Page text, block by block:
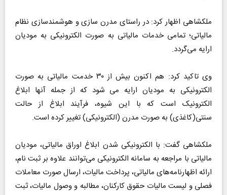
ملکشاهی اظهار کرد: در راستای مدرن سازی و هوشمندسازی نظام
مالیاتی؛ تمامی خدمات مالیاتی به صورت الکترونیکی به مودیان
ارایه می‌گردد.
وی تاکید کرد: هم اکنون بیش از ۳۰ خدمت مالیاتی به صورت
الکترونیکی به مودیان ارایه می شود که از جمله آنها ابلاغ
الکترونیک است که با این شیوه، فرآیند ابلاغ از حالت
سنتی(کاغذی) به صورت مدرن (الکترونیکی) تغییر کرده است.
ملکشاهی گفت: با الکترونیکی شدن ابلاغ اوراق مالیاتی، مودیان
مالیاتی با مراجعه به سامانه الکترونیکی می‌توانند علاوه بر ثبت نام،
ارائه اظهارنامه‌های مالیاتی، پرداخت مالیات، ارسال صورت معاملات
فصلی و لیست مالیات حقوق کارکنان، مطالبه و وصول مالیات، ثبت